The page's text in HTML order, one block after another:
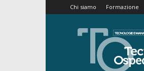
Chi siamo Formazione
Tecnica
Ospedaliera